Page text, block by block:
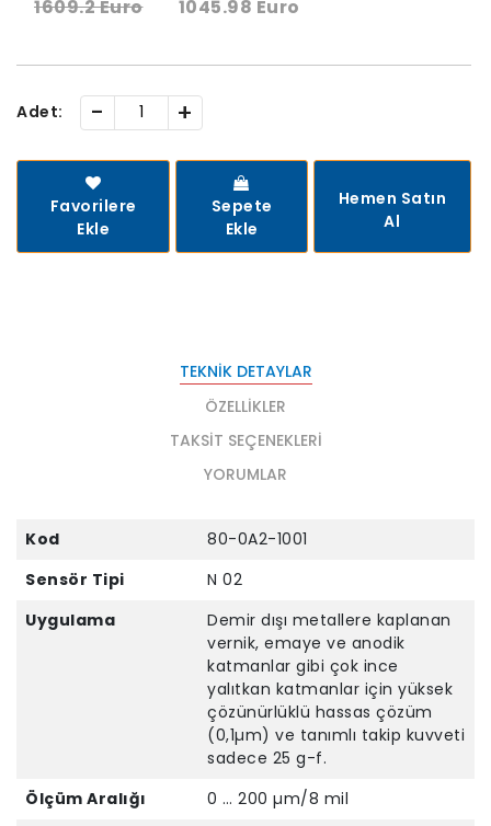
1609.2 Euro 1045.98 Euro
Adet: - +
Favorilere
Ekle
Sepete
Ekle
Hemen Satın
Al
TEKNIK DETAYLAR
ÖZELLIKLER
TAKSIT SEÇENEKLERI
YORUMLAR
Kod
80-0A2-1001
Sensör Tipi
N 02
Uygulama
Demir dışı metallere kaplanan
vernik, emaye ve anodik
katmanlar gibi çok ince
yalıtkan katmanlar için yüksek
çözünürlüklü hassas çözüm
(0,1µm) ve tanımlı takip kuvveti
sadece 25 g-f.
Ölçüm Aralığı
0 … 200 µm/8 mil